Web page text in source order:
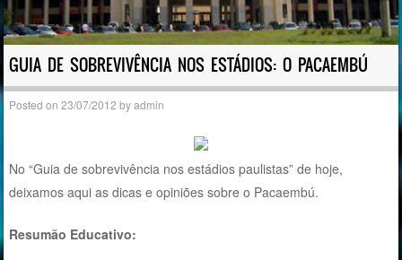
GUIA DE SOBREVIVÊNCIA NOS ESTÁDIOS: O PACAEMBÚ
Posted on23/07/2012 byadmin
No “Guia de sobrevivência nos estádios paulistas” de hoje,
deixamos aqui as dicas e opiniões sobre o Pacaembú.
Resumão Educativo: